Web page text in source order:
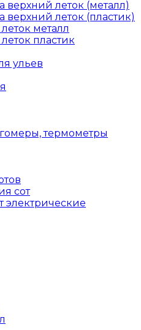
верхний леток (металл)
верхний леток (пластик)
металл
пластик
ульев
термометры
сот
электрические